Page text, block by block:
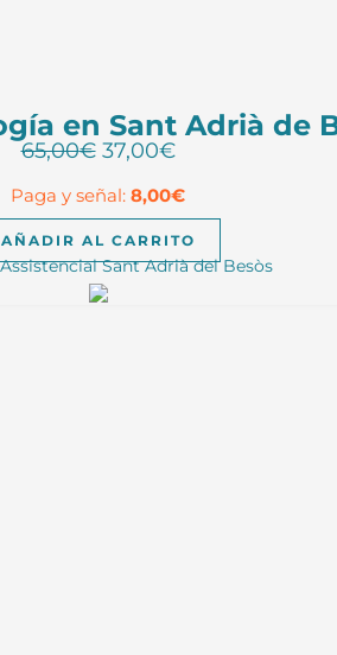
en Sant Adrià de
65,00€ El
original
era:
65,00€.
37,00€El
actual
es:
37,00€.
Paga y señal: 8,00€
AÑADIR AL CARRITO
Sant Adrià del Besòs